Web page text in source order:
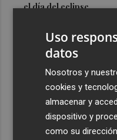
el día del eclipse
queremos ver en la
movilizan en
Jorge Martín suma su
es más líder
Uso
datos
Nosotros y
cookies y
almacenar y
dispositivo y
como su